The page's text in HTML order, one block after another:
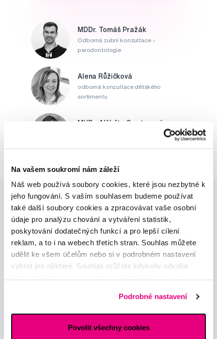
Na vašem soukromí nám záleží
Náš web používá soubory cookies, které jsou nezbytné k
jeho fungování. S vaším souhlasem budeme používat
také další soubory cookies a zpracovávat vaše osobní
údaje pro analýzu chování a vytváření statistik,
poskytování dodatečných funkcí a pro lepší cílení
reklam, a to i na webech třetích stran. Souhlas můžete
udělit ke všem účelům nebo si v podrobném nastavení
vybrat jen některé. Souhlas můžete kdykoliv odvolat.
Podrobné nastavení
Povolit všechny cookies
MDDr. Tomáš Pražák
Odborná zubní konzultace –
parodontologie
Alena Růžičková
odborná konzultace dětského
sortimentu
MUDr. Alžběta Smetanová
Novinky a nabídky
Chci dostávat informace o novinkách a akčních nabídkách
zpracováním osobních údajů